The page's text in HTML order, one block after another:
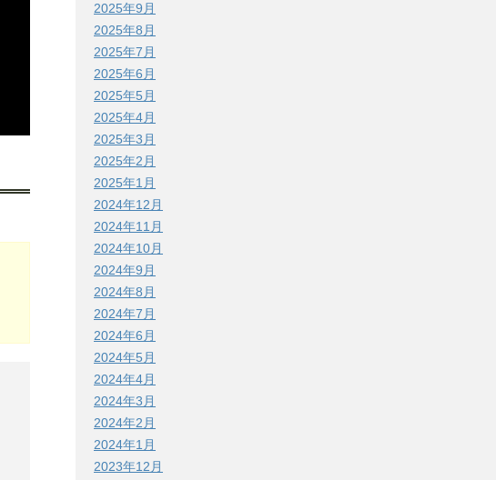
2025年9月
2025年8月
2025年7月
2025年6月
2025年5月
2025年4月
2025年3月
2025年2月
2025年1月
2024年12月
2024年11月
2024年10月
2024年9月
2024年8月
2024年7月
2024年6月
2024年5月
2024年4月
2024年3月
2024年2月
2024年1月
2023年12月